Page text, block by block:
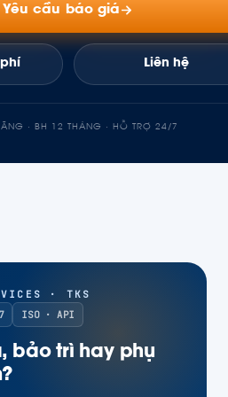
Yêu cầu báo giá
Liên hệ
· BH 12 THÁNG · HỖ TRỢ 24/7
· TKS
ISO · API
bảo trì hay phụ